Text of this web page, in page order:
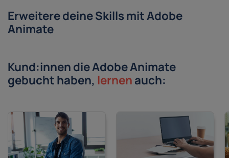
Erweitere deine Skills mit Adobe
Animate
Kund:innen die Adobe Animate
gebucht haben, lernenauch: